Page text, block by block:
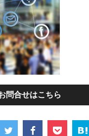
問合せはこちら